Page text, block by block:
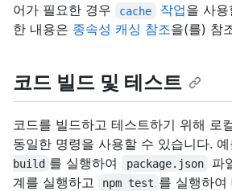
어가 필요한 경우
cache 작업을 사
한 내용은 종속성 캐싱 참조을(를) 참
코드 빌드 및 테스트
코드를 빌드하고 테스트하기 위해 로
동일한 명령을 사용할 수 있습니다. 예
build 를 실행하여 package.json
파
계를 실행하고
npm test 를 실행하여